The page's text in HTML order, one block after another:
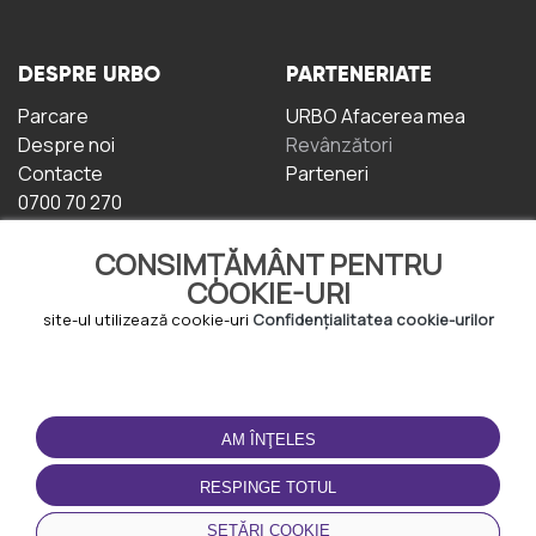
CONSIMȚĂMÂNT PENTRU
COOKIE-URI
site-ul utilizează cookie-uri Confidențialitatea cookie-urilor
AM ÎNŢELES
RESPINGE TOTUL
SETĂRI COOKIE
DESPRE URBO
Parcare
Despre noi
Contacte
0700 70 270
PARTENERIATE
URBO Afacerea mea
Revânzători
Parteneri
TERMENI DE UTILIZARE
Termeni și condiții
Politica de
Confidențialitate
Politica de cookie-uri
DESCĂRCAȚI
APLICAȚIA